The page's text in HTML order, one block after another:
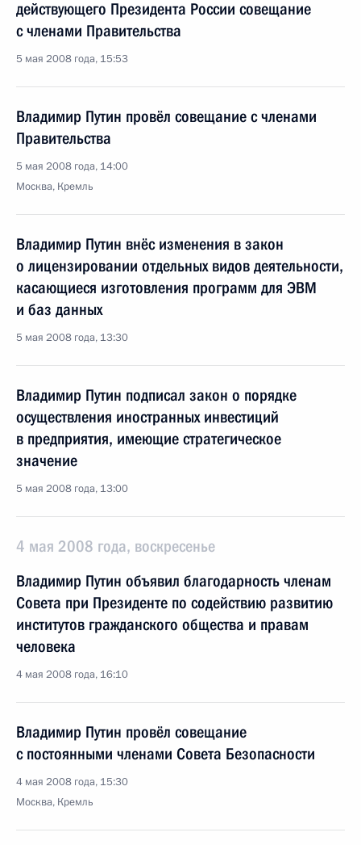
действующего Президента России совещание
с членами Правительства
5 мая 2008 года, 15:53
Владимир Путин провёл совещание с членами
Правительства
5 мая 2008 года, 14:00
Москва, Кремль
Владимир Путин внёс изменения в закон
о лицензировании отдельных видов деятельности,
касающиеся изготовления программ для ЭВМ
и баз данных
5 мая 2008 года, 13:30
Владимир Путин подписал закон о порядке
осуществления иностранных инвестиций
в предприятия, имеющие стратегическое
значение
5 мая 2008 года, 13:00
4 мая 2008 года, воскресенье
Владимир Путин объявил благодарность членам
Совета при Президенте по содействию развитию
институтов гражданского общества и правам
человека
4 мая 2008 года, 16:10
Владимир Путин провёл совещание
с постоянными членами Совета Безопасности
4 мая 2008 года, 15:30
Москва, Кремль